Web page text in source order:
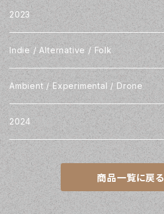
2023
Indie / Alternative / Folk
Ambient / Experimental / Drone
2024
商品一覧に戻る